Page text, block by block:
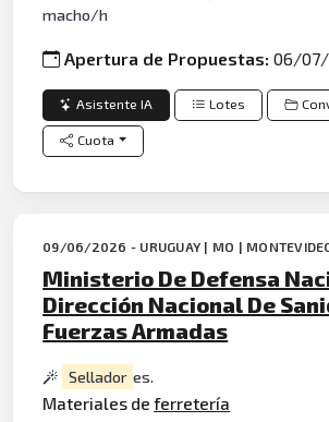
macho/h
Apertura de Propuestas:06/
Asistente IA Lotes
Cuota
09/06/2026 - URUGUAY | MO |
Ministerio De Defensa
Dirección Nacional De
Fuerzas Armadas
Sellador es.
Materiales deferretería